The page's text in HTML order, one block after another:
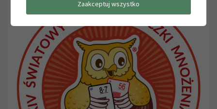
Zaakceptuj wszystko